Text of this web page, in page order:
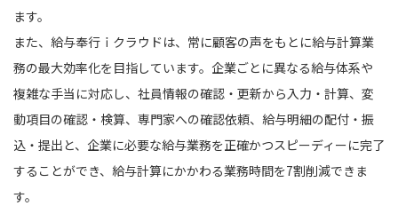
ます。
また、給与奉行ｉクラウドは、常に顧客の声をもとに給与計算業
務の最大効率化を目指しています。企業ごとに異なる給与体系や
複雑な手当に対応し、社員情報の確認・更新から入力・計算、変
動項目の確認・検算、専門家への確認依頼、給与明細の配付・振
込・提出と、企業に必要な給与業務を正確かつスピーディーに完了
することができ、給与計算にかかわる業務時間を7割削減できま
す。